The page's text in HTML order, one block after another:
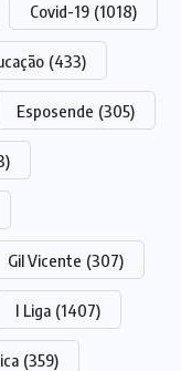
Covid-19 (1018)
(433)
Esposende (305)
Gil Vicente (307)
I Liga (1407)
(359)